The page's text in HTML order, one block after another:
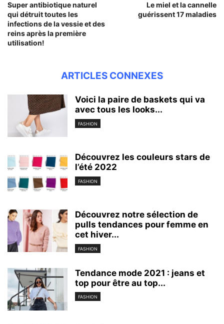
Super antibiotique naturel
qui détruit toutes les
infections de la vessie et des
reins après la première
utilisation!
Le miel et la cannelle
guérissent 17 maladies
ARTICLES CONNEXES
Voici la paire de baskets qui va
avec tous les looks...
FASHION
Découvrez les couleurs stars de
l’été 2022
FASHION
Découvrez notre sélection de
pulls tendances pour femme en
cet hiver...
FASHION
Tendance mode 2021 : jeans et
top pour être au top...
FASHION